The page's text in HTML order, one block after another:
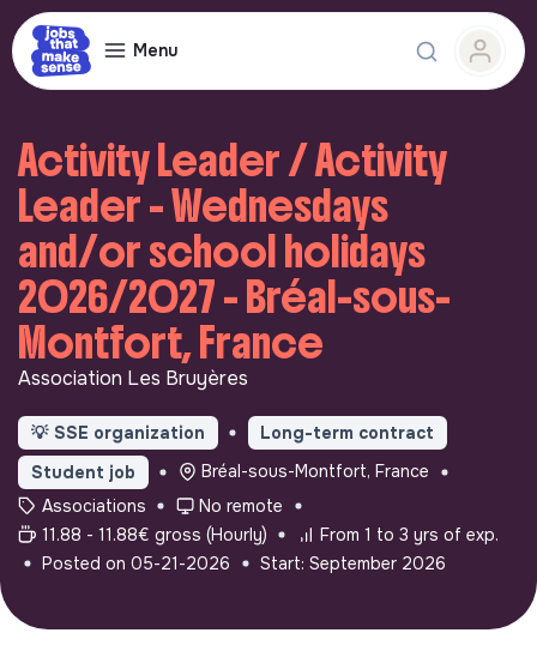
Menu
Activity Leader / Activity
Leader - Wednesdays
and/or school holidays
2026/2027 - Bréal-sous-
Montfort, France
Association Les Bruyères
💡 SSE organization
Long-term contract
Student job
Bréal-sous-Montfort, France
Associations
No remote
11.88 - 11.88€ gross (Hourly)
From 1 to 3 yrs of exp.
Posted on 05-21-2026
Start: September 2026